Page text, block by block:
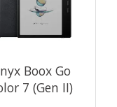
Boox Go
7 (Gen II)